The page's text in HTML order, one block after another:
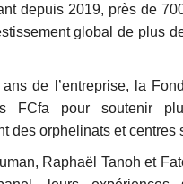
depuis 2019, près de
global de plus
de l’entreprise, la
FCfa pour soutenir
des orphelinats et centres
Raphaël Tanoh et